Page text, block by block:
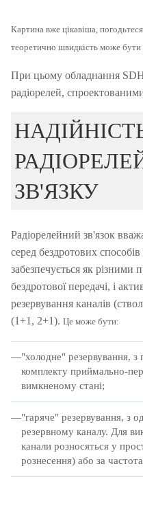
Картина вже цікавіша,
теоретично швидкість може
При цьому обладнання
радіорелей,
ЗВ'ЯЗКУ
Радіорелейний зв'язок
серед бездротових
забезпечується як різними
бездротової передачі, і
резервування каналів
(1+1, 2+1). Це може бути:
"холодне" резервування, з
комплекту приймально-
вимкненому стані;
"гаряче" резервування, з
резервному каналу. Для
канали розносяться у
рознесення) або за